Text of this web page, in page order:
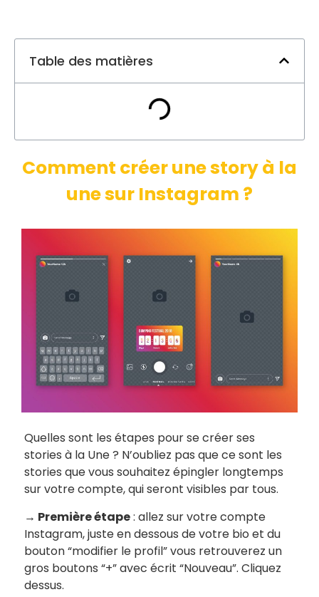
Table des matières
Comment créer une story à la
une sur Instagram ?
Quelles sont les étapes pour se créer ses
stories à la Une ? N’oubliez pas que ce sont les
stories que vous souhaitez épingler longtemps
sur votre compte, qui seront visibles par tous.
→ Première étape: allez sur votre compte
Instagram, juste en dessous de votre bio et du
bouton “modifier le profil” vous retrouverez un
gros boutons “+” avec écrit “Nouveau”. Cliquez
dessus.